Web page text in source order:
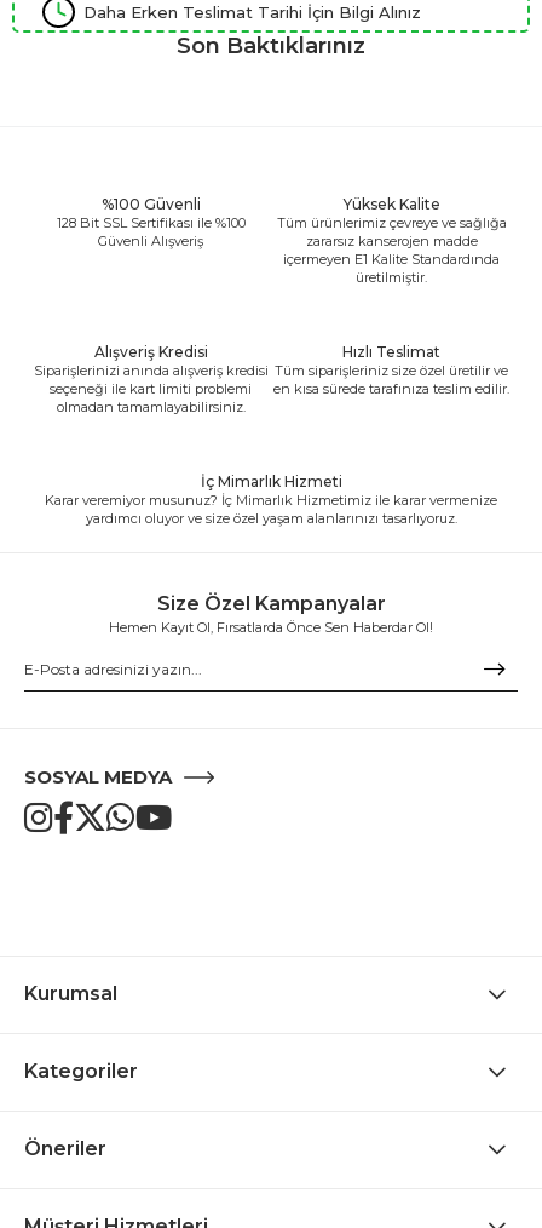
Daha Erken Teslimat Tarihi İçin Bilgi Alınız
Son Baktıklarınız
%100 Güvenli
128 Bit SSL Sertifikası ile %100
Güvenli Alışveriş
Yüksek Kalite
Tüm ürünlerimiz çevreye ve sağlığa
zararsız kanserojen madde
içermeyen E1 Kalite Standardında
üretilmiştir.
Alışveriş Kredisi
Siparişlerinizi anında alışveriş kredisi
seçeneği ile kart limiti problemi
olmadan tamamlayabilirsiniz.
Hızlı Teslimat
Tüm siparişleriniz size özel üretilir ve
en kısa sürede tarafınıza teslim edilir.
İç Mimarlık Hizmeti
Karar veremiyor musunuz? İç Mimarlık Hizmetimiz ile karar vermenize
yardımcı oluyor ve size özel yaşam alanlarınızı tasarlıyoruz.
Size Özel Kampanyalar
Hemen Kayıt Ol, Fırsatlarda Önce Sen Haberdar Ol!
SOSYAL MEDYA
Kurumsal
Kategoriler
Öneriler